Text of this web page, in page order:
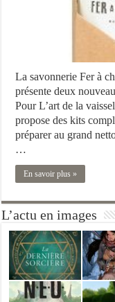
La savonnerie Fer à
présente deux
Pour L’art de la
propose des kits
préparer au grand
…
En savoir plus »
L’actu en images